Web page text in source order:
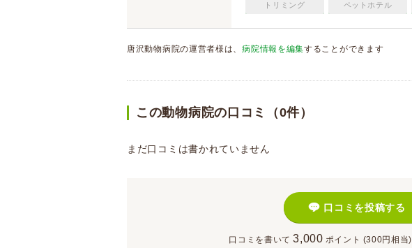
トリミング ペットホテル
唐沢動物病院の運営者様は、病院情報を編集することができます
この動物病院の口コミ（0件）
まだ口コミは書かれていません
口コミを投稿する
口コミを書いて 3,000 ポイント (300円相当)